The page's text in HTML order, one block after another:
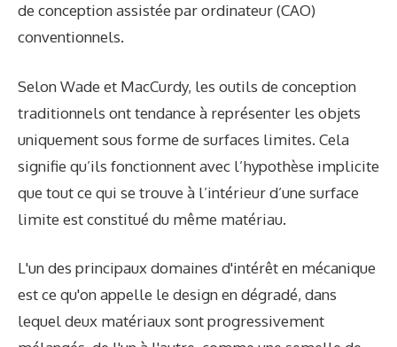
de conception assistée par ordinateur (CAO)
conventionnels.
Selon Wade et MacCurdy, les outils de conception
traditionnels ont tendance à représenter les objets
uniquement sous forme de surfaces limites. Cela
signifie qu’ils fonctionnent avec l’hypothèse implicite
que tout ce qui se trouve à l’intérieur d’une surface
limite est constitué du même matériau.
L'un des principaux domaines d'intérêt en mécanique
est ce qu'on appelle le design en dégradé, dans
lequel deux matériaux sont progressivement